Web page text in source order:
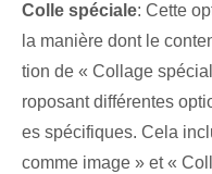
Colle spéciale: Cette
la manière dont le
tion de « Collage
roposant différentes
es spécifiques. Cela
comme image » et «